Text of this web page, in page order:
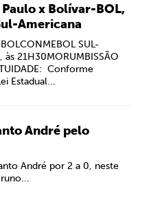
Paulo x Bolívar-BOL,
Americana
SUL-
21H30MORUMBISSÃO
Conforme
Estadual...
André pelo
André por 2 a 0, neste